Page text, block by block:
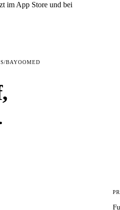
im App Store und bei
BAYOOMED